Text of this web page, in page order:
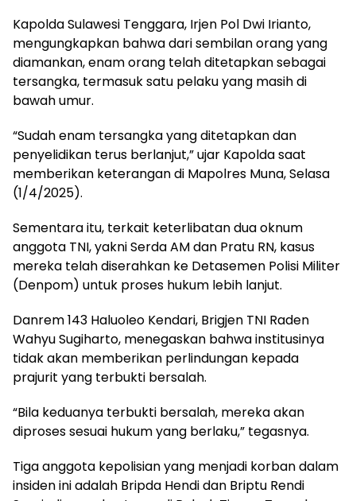
Kapolda Sulawesi Tenggara, Irjen Pol Dwi Irianto,
mengungkapkan bahwa dari sembilan orang yang
diamankan, enam orang telah ditetapkan sebagai
tersangka, termasuk satu pelaku yang masih di
bawah umur.
“Sudah enam tersangka yang ditetapkan dan
penyelidikan terus berlanjut,” ujar Kapolda saat
memberikan keterangan di Mapolres Muna, Selasa
(1/4/2025).
Sementara itu, terkait keterlibatan dua oknum
anggota TNI, yakni Serda AM dan Pratu RN, kasus
mereka telah diserahkan ke Detasemen Polisi Militer
(Denpom) untuk proses hukum lebih lanjut.
Danrem 143 Haluoleo Kendari, Brigjen TNI Raden
Wahyu Sugiharto, menegaskan bahwa institusinya
tidak akan memberikan perlindungan kepada
prajurit yang terbukti bersalah.
“Bila keduanya terbukti bersalah, mereka akan
diproses sesuai hukum yang berlaku,” tegasnya.
Tiga anggota kepolisian yang menjadi korban dalam
insiden ini adalah Bripda Hendi dan Briptu Rendi